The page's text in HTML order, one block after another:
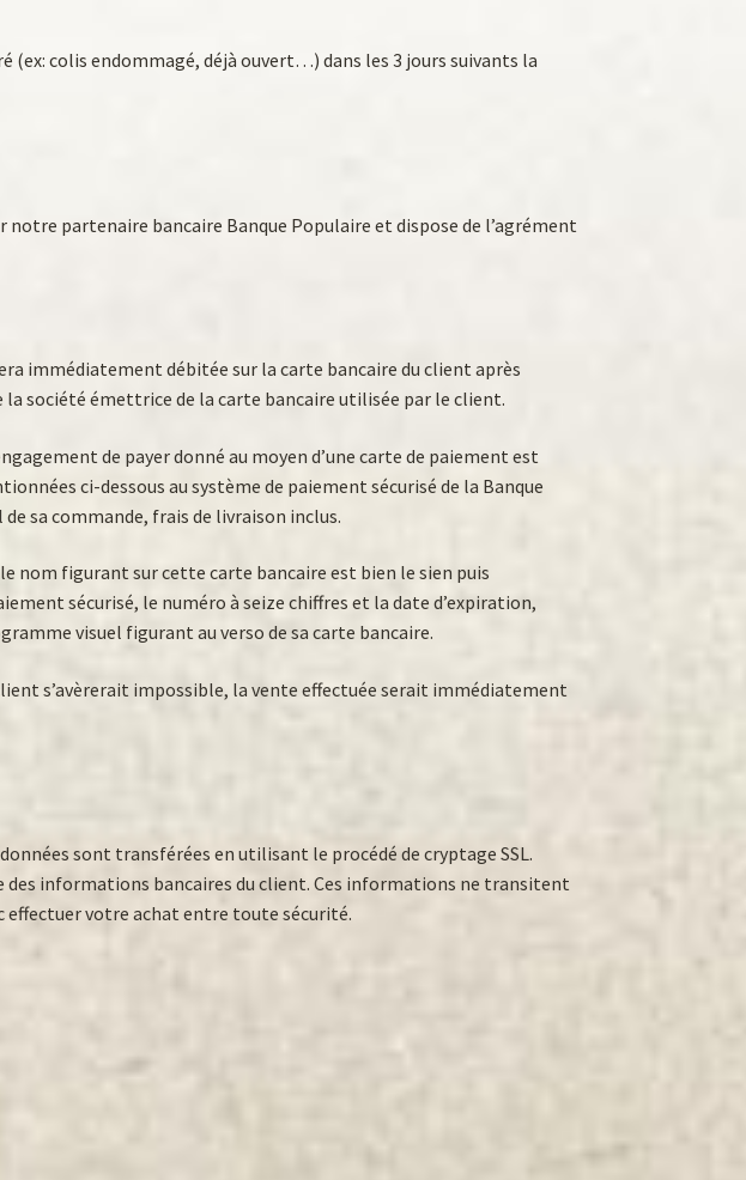
colis endommagé, déjà ouvert…) dans les 3 jours suivants la
partenaire bancaire Banque Populaire et dispose de l’agrément
immédiatement débitée sur la carte bancaire du client après
société émettrice de la carte bancaire utilisée par le client.
de payer donné au moyen d’une carte de paiement est
ci-dessous au système de paiement sécurisé de la Banque
sa commande, frais de livraison inclus.
nom figurant sur cette carte bancaire est bien le sien puis
sécurisé, le numéro à seize chiffres et la date d’expiration,
visuel figurant au verso de sa carte bancaire.
s’avèrerait impossible, la vente effectuée serait immédiatement
sont transférées en utilisant le procédé de cryptage SSL.
des informations bancaires du client. Ces informations ne transitent
effectuer votre achat entre toute sécurité.